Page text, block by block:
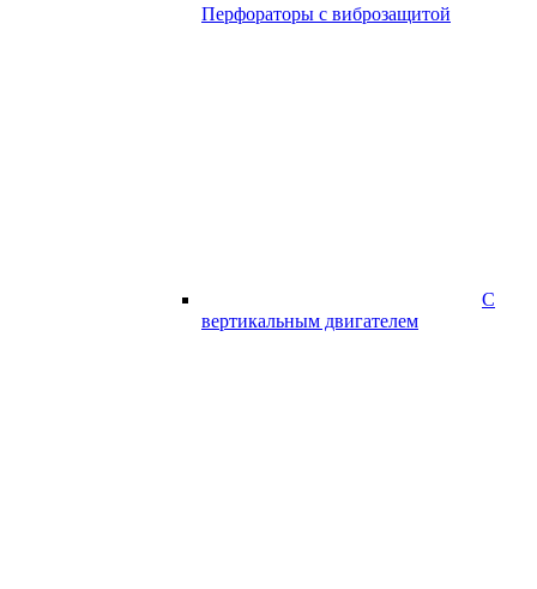
Перфораторы с виброзащитой
С
вертикальным двигателем